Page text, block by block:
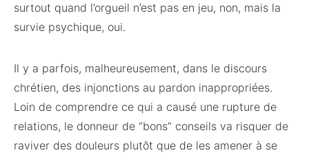
surtout quand l’orgueil n’est pas en jeu, non, mais la
survie psychique, oui.
Il y a parfois, malheureusement, dans le discours
chrétien, des injonctions au pardon inappropriées.
Loin de comprendre ce qui a causé une rupture de
relations, le donneur de “bons” conseils va risquer de
raviver des douleurs plutôt que de les amener à se